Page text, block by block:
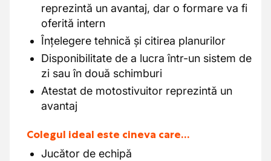
reprezintă un avantaj, dar o formare va fi
oferită intern
Înțelegere tehnică și citirea planurilor
Disponibilitate de a lucra într-un sistem de
zi sau în două schimburi
Atestat de motostivuitor reprezintă un
avantaj
Colegul ideal este cineva care…
Jucător de echipă